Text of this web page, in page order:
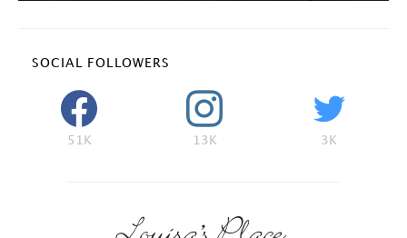
SOCIAL FOLLOWERS
51K 13K 3K